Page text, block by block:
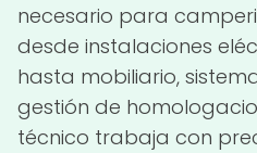
necesario para
desde instalaciones
hasta mobiliario,
gestión de
técnico trabaja con